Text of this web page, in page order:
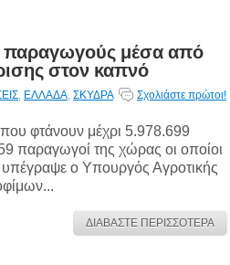
παραγωγούς μέσα από
στον καπνό
, ΕΛΛΑΔΑ, ΣΚΥΔΡΑ Σχολιάστε πρώτοι!
φτάνουν μέχρι 5.978.699
παραγωγοί της χώρας οι οποίοι
ο Υπουργός Αγροτικής
ΔΙΑΒΑΣΤΕ ΠΕΡΙΣΣΟΤΕΡΑ